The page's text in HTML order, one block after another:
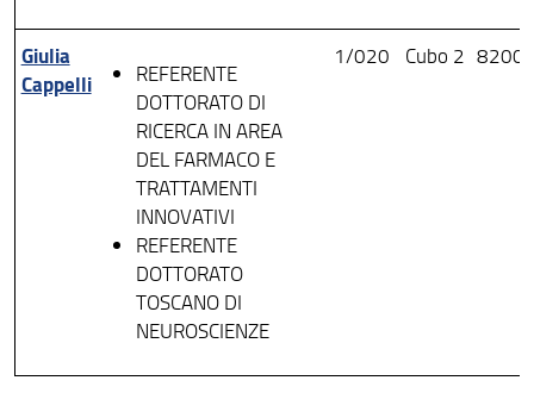
Giulia
Cappelli
REFERENTE
DOTTORATO DI
RICERCA IN AREA
DEL FARMACO E
TRATTAMENTI
INNOVATIVI
REFERENTE
DOTTORATO
TOSCANO DI
NEUROSCIENZE
1/020 Cubo 2 8200